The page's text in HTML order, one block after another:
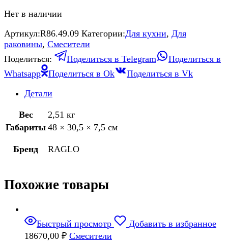
Нет в наличии
Артикул:R86.49.09 Категории:Для кухни, Для
раковины, Смесители
Поделиться:
Поделиться в Telegram
Поделиться в
Whatsapp
Поделиться в Ok
Поделиться в Vk
Детали
Вес
2,51 кг
Габариты 48 × 30,5 × 7,5 см
Бренд RAGLO
Похожие товары
Быстрый просмотр
Добавить в избранное
18670,00 ₽ Смесители